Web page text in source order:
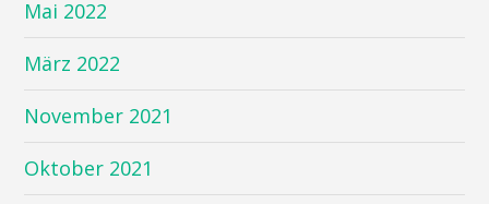
Mai 2022
März 2022
November 2021
Oktober 2021